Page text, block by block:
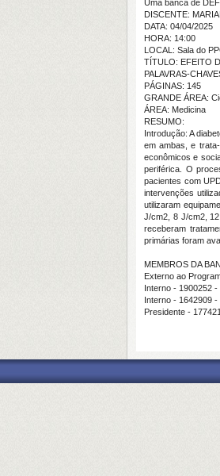
Uma banca de
DISCENTE:
DATA: 04/04/2025
HORA: 14:00
LOCAL: Sala do
TÍTULO: EFEITO
PALAVRAS-
PÁGINAS: 145
GRANDE ÁREA:
ÁREA: Medicina
RESUMO:
Introdução: A
em ambas, e
econômicos e
periférica. O
pacientes com
intervenções
utilizaram
J/cm2, 8 J/cm2,
receberam
primárias foram
MEMBROS DA
Externo ao
Interno - 1900252 -
Interno - 1642909
Presidente -